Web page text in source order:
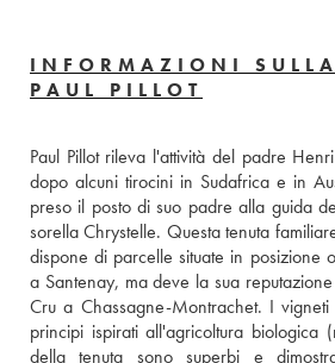
INFORMAZIONI
PAUL PILLOT
Paul Pillot rileva l'attività del padre
dopo alcuni tirocini in Sudafrica e in
preso il posto di suo padre alla guida
sorella Chrystelle. Questa tenuta
dispone di parcelle situate in posizione
a Santenay, ma deve la sua
Cru a Chassagne-Montrachet. I
principi ispirati all'agricoltura biologica
della tenuta sono superbi e